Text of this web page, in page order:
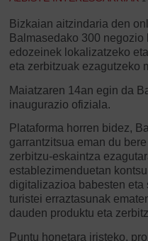
Bizkaian aitzindaria den
Balmasedako 300
edozeinek lokalizatzeko
eta zerbitzuak ezagutzeko
Maiatzaren 14an egin da
inaugurazio ofiziala.
Plataforma horren bidez,
garrantzitsua eman du
zerbitzu-eskaintza
establezimenduetan
digitalizazioa babesten
turistei erraztasunak
dauden produktu eta
Puntu honetara iristeko,